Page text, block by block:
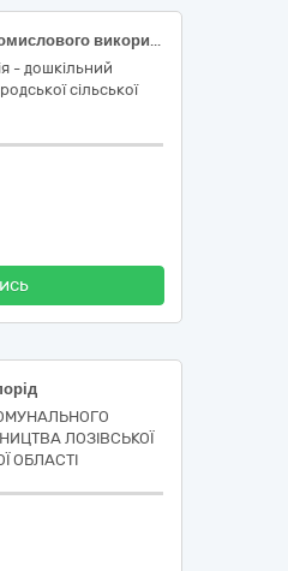
Деревина дров"яна непромислового використання (дрова паливні твердих порід 1 група граб, дуб, ясен)
- дошкільний
сільської
ЛОЗІВСЬКОЇ
ОБЛАСТІ